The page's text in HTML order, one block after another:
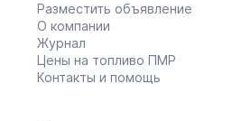
Разместить объявление
О компании
Журнал
Цены на топливо ПМР
Контакты и помощь